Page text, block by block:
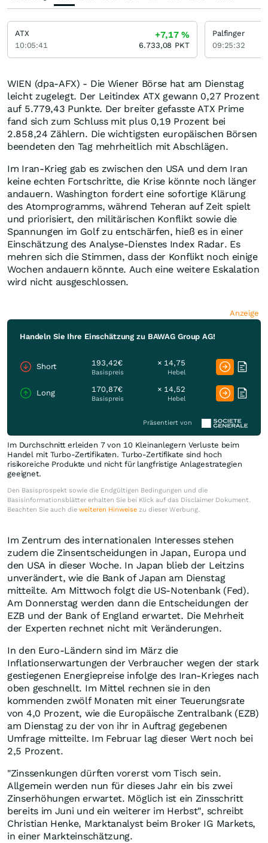
WIEN (dpa-AFX) - Die Wiener Börse hat am Dienstag
leicht zugelegt. Der Leitindex ATX gewann 0,27 Prozent
auf 5.779,43 Punkte. Der breiter gefasste ATX Prime
fand sich zum Schluss mit plus 0,19 Prozent bei
2.858,24 Zählern. Die wichtigsten europäischen Börsen
beendeten den Tag mehrheitlich mit Abschlägen.
Im Iran-Krieg gab es zwischen den USA und dem Iran
keine echten Fortschritte, die Krise könnte noch länger
andauern. Washington fordert eine sofortige Klärung
des Atomprogramms, während Teheran auf Zeit spielt
und priorisiert, den militärischen Konflikt sowie die
Spannungen im Golf zu entschärfen, hieß es in einer
Einschätzung des Analyse-Dienstes Index Radar. Es
mehren sich die Stimmen, dass der Konflikt noch einige
Wochen andauern könnte. Auch eine weitere Eskalation
wird nicht ausgeschlossen.
Anzeige
Handeln Sie Ihre Einschätzung zu BAWAG Group AG!
Short 193,42€
Basispreis
× 14,75
Hebel
Long 170,87€
Basispreis
× 14,52
Hebel
Präsentiert von
Im Durchschnitt erleiden 7 von 10 Kleinanlegern Verluste beim
Handel mit Turbo-Zertifikaten. Turbo-Zertifikate sind hoch
risikoreiche Produkte und nicht für langfristige Anlagestrategien
geeignet.
Den Basisprospekt sowie die Endgültigen Bedingungen und die
Basisinformationsblätter erhalten Sie bei Klick auf das Disclaimer Dokument.
Beachten Sie auch die weiteren Hinweise zu dieser Werbung.
Im Zentrum des internationalen Interesses stehen
zudem die Zinsentscheidungen in Japan, Europa und
den USA in dieser Woche. In Japan blieb der Leitzins
unverändert, wie die Bank of Japan am Dienstag
mitteilte. Am Mittwoch folgt die US-Notenbank (Fed).
Am Donnerstag werden dann die Entscheidungen der
EZB und der Bank of England erwartet. Die Mehrheit
der Experten rechnet nicht mit Veränderungen.
In den Euro-Ländern sind im März die
Inflationserwartungen der Verbraucher wegen der stark
gestiegenen Energiepreise infolge des Iran-Krieges nach
oben geschnellt. Im Mittel rechnen sie in den
kommenden zwölf Monaten mit einer Teuerungsrate
von 4,0 Prozent, wie die Europäische Zentralbank (EZB)
am Dienstag zu der von ihr in Auftrag gegebenen
Umfrage mitteilte. Im Februar lag dieser Wert noch bei
2,5 Prozent.
"Zinssenkungen dürften vorerst vom Tisch sein.
Allgemein werden nun für dieses Jahr ein bis zwei
Zinserhöhungen erwartet. Möglich ist ein Zinsschritt
bereits im Juni und ein weiterer im Herbst", schreibt
Christian Henke, Marktanalyst beim Broker IG Markets,
in einer Markteinschätzung.
ATX
10:05:41
+7,17%
6.733,08 PKT
Palfinger
09:25:32